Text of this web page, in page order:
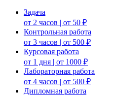
Задача
от 2 часов | от 50 ₽
Контрольная работа
от 3 часов | от 500 ₽
Курсовая работа
от 1 дня | от 1000 ₽
Лабораторная работа
от 4 часов | от 500 ₽
Дипломная работа